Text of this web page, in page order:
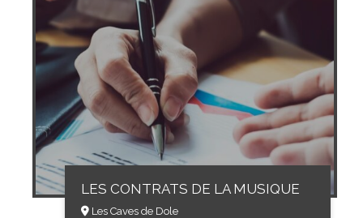
LES CONTRATS DE LA MUSIQUE
Les Caves de Dole